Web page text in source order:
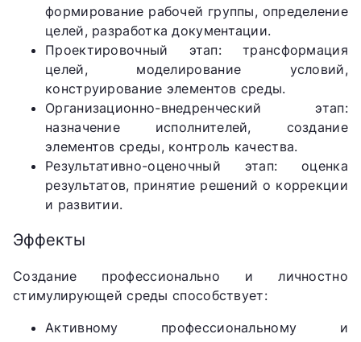
формирование рабочей группы, определение
целей, разработка документации.
Проектировочный этап: трансформация
целей, моделирование условий,
конструирование элементов среды.
Организационно-внедренческий этап:
назначение исполнителей, создание
элементов среды, контроль качества.
Результативно-оценочный этап: оценка
результатов, принятие решений о коррекции
и развитии.
Эффекты
Создание профессионально и личностно
стимулирующей среды способствует:
Активному профессиональному и